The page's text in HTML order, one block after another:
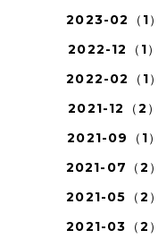
2023-02（1）
2022-12（1）
2022-02（1）
2021-12（2）
2021-09（1）
2021-07（2）
2021-05（2）
2021-03（2）